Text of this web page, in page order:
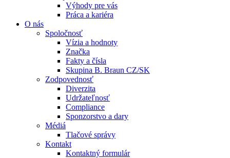
Výhody pre vás
Práca a kariéra
O nás
Spoločnosť
Vízia a hodnoty
Značka
Fakty a čísla
Skupina B. Braun CZ/SK
Zodpovednosť
Diverzita
Udržateľnosť
Compliance
Sponzorstvo a dary
Médiá
Tlačové správy
Kontakt
Kontaktný formulár